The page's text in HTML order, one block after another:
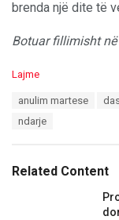
brenda një dite të
Botuar fillimisht në
C
i
Lajme
anulim martese
ndarje
Related Content